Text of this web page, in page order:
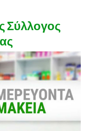
Σύλλογος